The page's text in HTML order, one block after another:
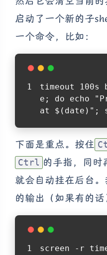
启动了一个新的子
一个命令，比如：
timeout
e; do echo
at $(date)";
下面是重点。按住
Ctrl 的手指，同时
就会自动挂在后台
的输出（如果有的话
screen -r